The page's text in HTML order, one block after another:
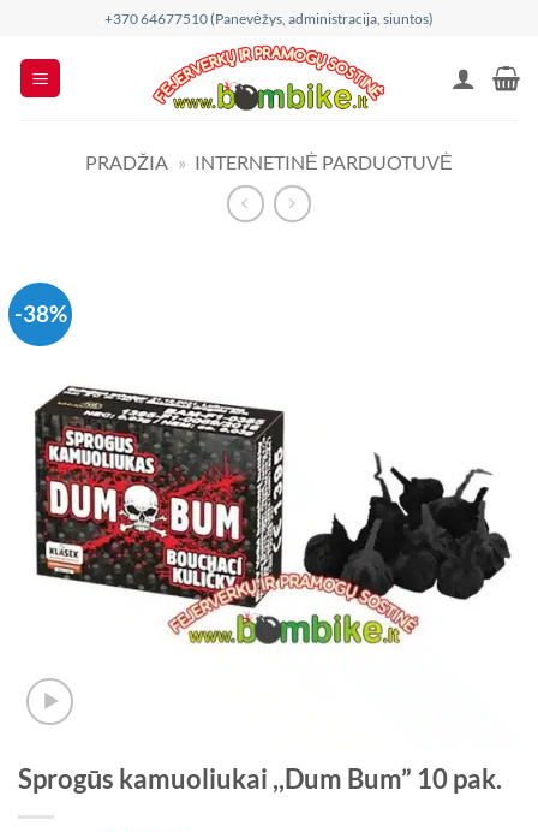
content
+370 64677510 (Panevėžys, administracija, siuntos)
PRADŽIA » INTERNETINĖ PARDUOTUVĖ
-38%
Sprogūs kamuoliukai ,,Dum Bum” 10 pak.